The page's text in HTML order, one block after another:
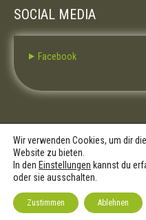
SOCIAL MEDIA
⯈ Facebook
SKT
Wir verwenden Cookies, um dir
Website zu bieten.
In den Einstellungen kannst du
oder sie ausschalten.
Zustimmen Ablehnen